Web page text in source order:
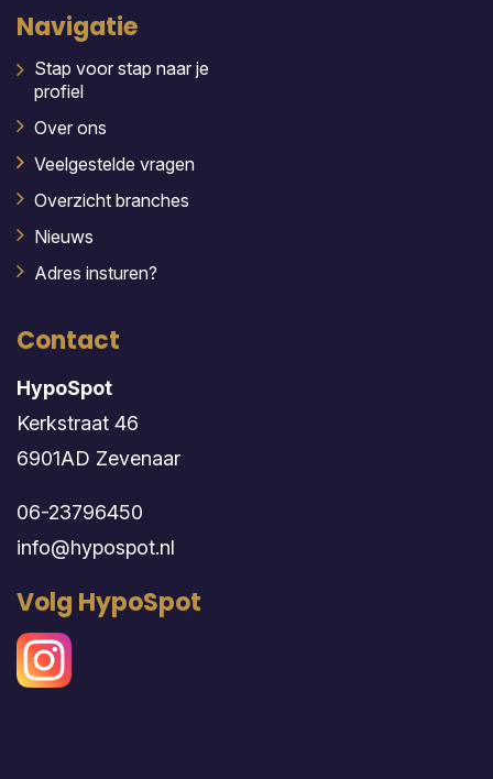
Navigatie
Stap voor stap naar je
profiel
Over ons
Veelgestelde vragen
Overzicht branches
Nieuws
Adres insturen?
Contact
HypoSpot
Kerkstraat 46
6901AD Zevenaar
06-23796450
info@hypospot.nl
Volg HypoSpot